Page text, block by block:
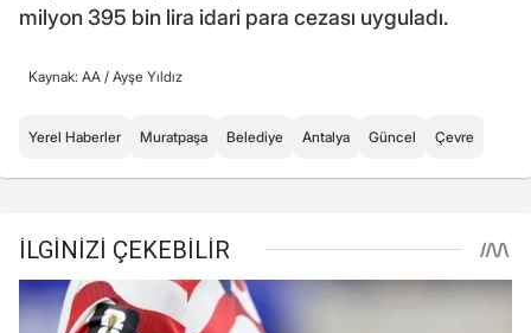
milyon 395 bin lira idari para cezası uyguladı.
Kaynak: AA / Ayşe Yıldız
Yerel Haberler Muratpaşa Belediye Antalya Güncel Çevre